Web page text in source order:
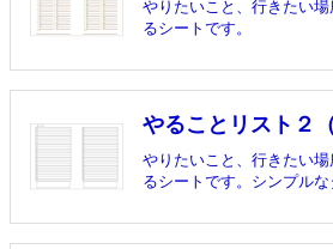
やりたいこと、行きたい
るシートです。
やることリスト２
やりたいこと、行きたい
るシートです。シンプルな